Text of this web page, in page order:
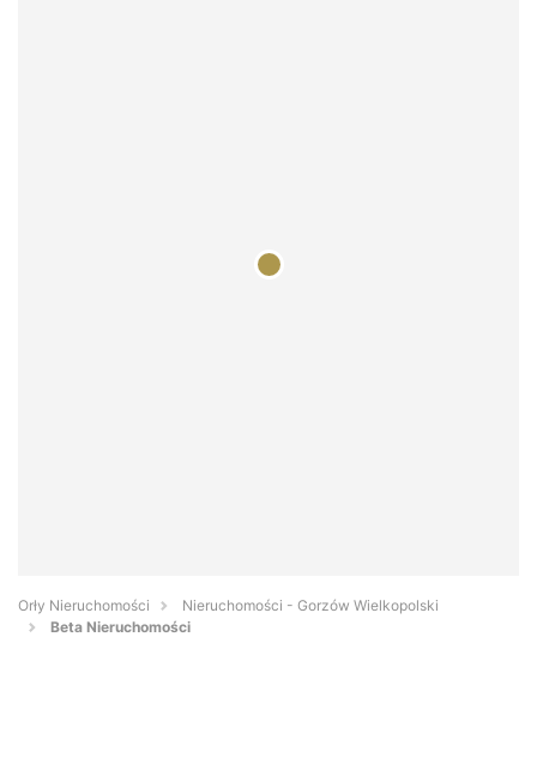
Orły Nieruchomości
Nieruchomości - Gorzów Wielkopolski
Beta Nieruchomości